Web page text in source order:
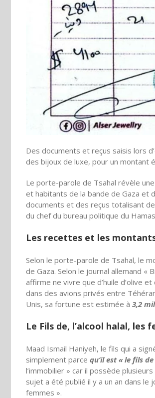
Des documents et reçus saisis lors
des bijoux de luxe, pour un montant
Le porte-parole de Tsahal révèle
et habitants de la bande de Gaza et
documents et des reçus totalisant
du chef du bureau politique du
Les recettes et les
Selon le porte-parole de Tsahal, le
de Gaza. Selon le journal allemand «
affirme ne vivre que d’huile d’olive
dans des avions privés entre
Unis, sa fortune est estimée à 3,2
Le Fils de, l’alcool halal, les
Maad Ismail Haniyeh, le fils qui a
simplement parce qu’il est « le fils de
l’immobilier » car il possède
sujet a été publié il y a un an dans le
femmes ».